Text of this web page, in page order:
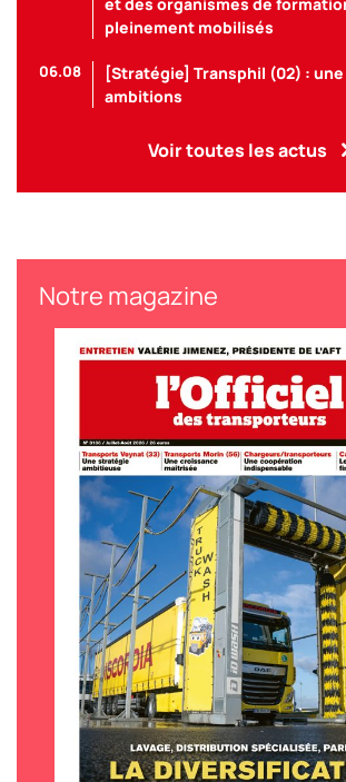
pleinement mobilisés
06.08
[Stratégie] Transphil (02) :
ambitions
Voir toutes les actus
Notre magazine